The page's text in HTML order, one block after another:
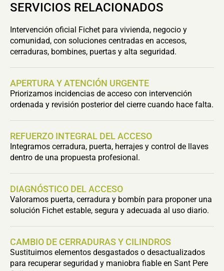
SERVICIOS RELACIONADOS
Intervención oficial Fichet para vivienda, negocio y
comunidad, con soluciones centradas en accesos,
cerraduras, bombines, puertas y alta seguridad.
APERTURA Y ATENCIÓN URGENTE
Priorizamos incidencias de acceso con intervención
ordenada y revisión posterior del cierre cuando hace falta.
REFUERZO INTEGRAL DEL ACCESO
Integramos cerradura, puerta, herrajes y control de llaves
dentro de una propuesta profesional.
DIAGNÓSTICO DEL ACCESO
Valoramos puerta, cerradura y bombín para proponer una
solución Fichet estable, segura y adecuada al uso diario.
CAMBIO DE CERRADURAS Y CILINDROS
Sustituimos elementos desgastados o desactualizados
para recuperar seguridad y maniobra fiable en Sant Pere